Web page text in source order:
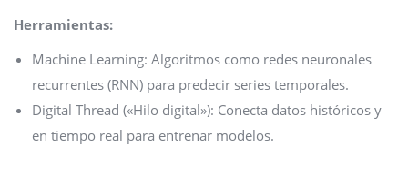
Herramientas:
Machine Learning: Algoritmos como redes neuronales
recurrentes (RNN) para predecir series temporales.
Digital Thread («Hilo digital»): Conecta datos históricos y
en tiempo real para entrenar modelos.